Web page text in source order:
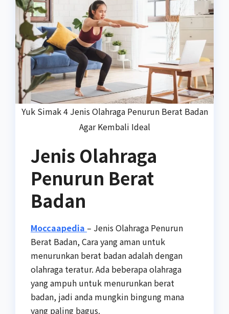
Yuk Simak 4 Jenis Olahraga Penurun Berat Badan
Agar Kembali Ideal
Jenis Olahraga
Penurun Berat
Badan
Moccaapedia – Jenis Olahraga Penurun
Berat Badan, Cara yang aman untuk
menurunkan berat badan adalah dengan
olahraga teratur. Ada beberapa olahraga
yang ampuh untuk menurunkan berat
badan, jadi anda mungkin bingung mana
yang paling bagus.